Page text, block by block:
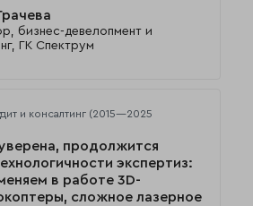
бизнес-девелопмент и
ГК Спектрум
и консалтинг (2015—2025
продолжится
экспертиз:
в работе 3D-
сложное лазерное